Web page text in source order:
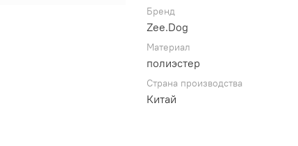
Бренд
Zee.Dog
Материал
полиэстер
Страна производства
Китай